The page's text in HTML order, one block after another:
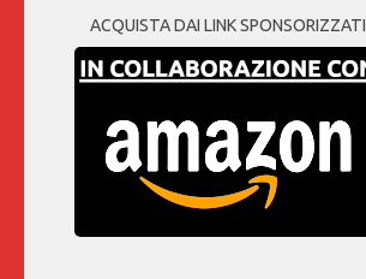
ACQUISTA DAI LINK SPONSORIZZATI